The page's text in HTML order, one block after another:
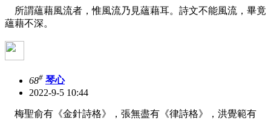
所謂蘊藉風流者，惟風流乃見蘊藉耳。詩文不能風流，畢竟
蘊藉不深。
68# 琴心
2022-9-5 10:44
梅聖俞有《金針詩格》，張無盡有《律詩格》，洪覺範有